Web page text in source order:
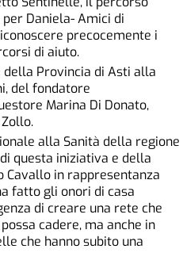
Daniela- Amici di
precocemente i
di aiuto.
della Provincia di Asti alla
del fondatore
Marina Di Donato,
alla Sanità della regione
questa iniziativa e della
in rappresentanza
fatto gli onori di casa
di creare una rete che
cadere, ma anche in
che hanno subito una